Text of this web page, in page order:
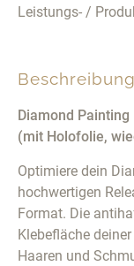
Beschreibung
Diamond
(mit Holofolie,
Optimiere dein
hochwertigen
Format. Die
Klebefläche
Haaren und
Leistungs- /